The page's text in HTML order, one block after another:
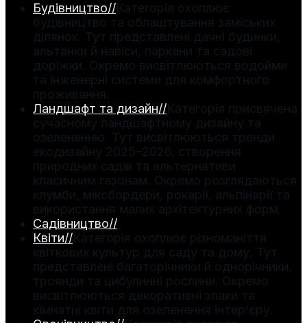
Будівництво//Категорія охоплює
будівництво та облаштування заміських
ділянок. Тут представлені дачні будинки,
альтанки й навіси, паркани та садові
доріжки. Окремо висвітлюються водойми
та інженерні системи для комфортного
проживання.
Ландшафт та дизайн//Категорія присвячена
сучасному ландшафтному дизайну та
озелененню. Тут висвітлюються тренди
екодизайну 2025–2026, створення
природних садів та альтернативи
класичним газонам. Окремо розглядаються
клумби, міксбордери, рокарії, альпінарії та
використання малих архітектурних форм.
Садівництво//
Квіти//Категорія охоплює різноманіття
квіткових культур для саду та дому. Тут
представлені багаторічники й однорічники,
троянди та цибулинні рослини. Окремо
висвітлюються декоративні злаки та
кімнатні квіти для озеленення інтер’єру.